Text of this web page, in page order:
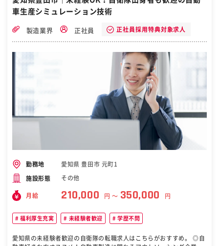
客様より要望を頂いた場合のみ発生します。平日に代休を取得して頂
きます。 ＜出張＞月1~2回ほど ※遠方のお客様や難易度の高いメン
部営業所は常駐人数が少ないため、メンテナンス内容次第では他のエ
車生産シミュレーション技術
製造業界 正社員 正社員採用特典対象求人
勤務地 愛知県 豊田市 元町1
施設形態 その他
月給 210,000 円 〜 350,000 円
福利厚生充実 未経験者歓迎 学歴不問
愛知県の未経験者歓迎の自衛隊の転職求人はこちらがおすすめ。 ◎自